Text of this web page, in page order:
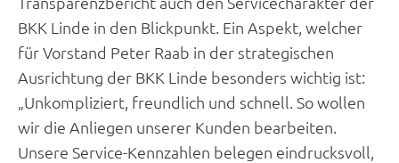
BKK Linde in den Blickpunkt. Ein Aspekt, welcher
für Vorstand Peter Raab in der strategischen
Ausrichtung der BKK Linde besonders wichtig ist:
„Unkompliziert, freundlich und schnell. So wollen
wir die Anliegen unserer Kunden bearbeiten.
Unsere Service-Kennzahlen belegen eindrucksvoll,